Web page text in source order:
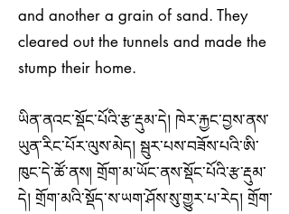
and another a grain of sand. They
cleared out the tunnels and made the
stump their home.
ཡིན་ནའང་སྡོང་པོའི་རྩ་རྡུམ་དེ། ཁེར་རྐྱང་བྱས་ནས་
ཡུན་རིང་པོར་ལུས་མེད། སྦུར་པས་བཟོས་པའི་ཨི་
ཁུང་དེ་ཚོ་ནས། གྲོག་མ་ཡོང་ནས་སྡོང་པོའི་རྩ་རྡུམ་
དེ། གྲོག་མའི་སྡོད་ས་ཡག་ཤོས་སུ་གྱུར་པ་རེད། གྲོག་